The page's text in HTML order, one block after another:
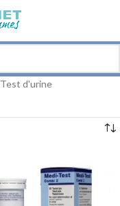
Test d'urine